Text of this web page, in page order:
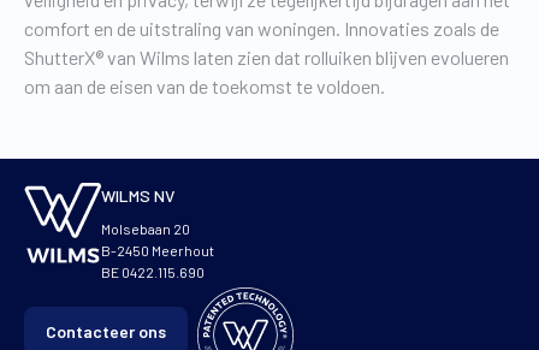
comfort en de uitstraling van woningen. Innovaties zoals de
ShutterX® van Wilms laten zien dat rolluiken blijven evolueren
om aan de eisen van de toekomst te voldoen.
WILMS NV
Molsebaan 20
B-2450 Meerhout
BE 0422.115.690
Contacteer ons